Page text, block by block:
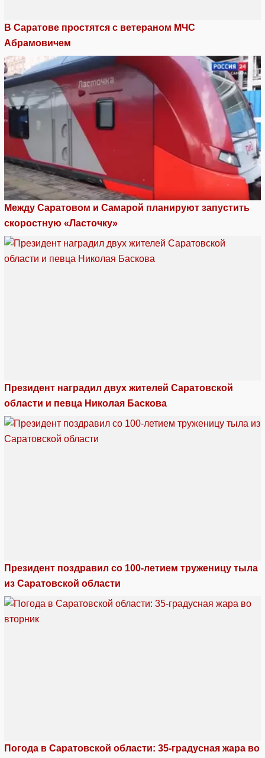
В Саратове простятся с ветераном МЧС
Абрамовичем
Между Саратовом и Самарой планируют запустить
скоростную «Ласточку»
Президент наградил двух жителей Саратовской
области и певца Николая Баскова
Президент поздравил со 100-летием труженицу тыла
из Саратовской области
Погода в Саратовской области: 35-градусная жара во